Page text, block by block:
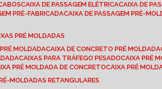
CAIXA DE PASSAGEM ELÉTRICA CAIXA DE
PRÉ-FABRICADA
CAIXA DE PASSAGEM PRÉ-
PRÉ MOLDADAS
MOLDADA CAIXA DE CONCRETO PRÉ MOLDADA
CAIXAS PARA TRÁFEGO PESADO CAIXA PRÉ
PRÉ MOLDADA DE CONCRETO CAIXA PRÉ
MOLDADAS RETANGULARES